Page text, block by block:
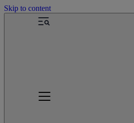
Skip to content